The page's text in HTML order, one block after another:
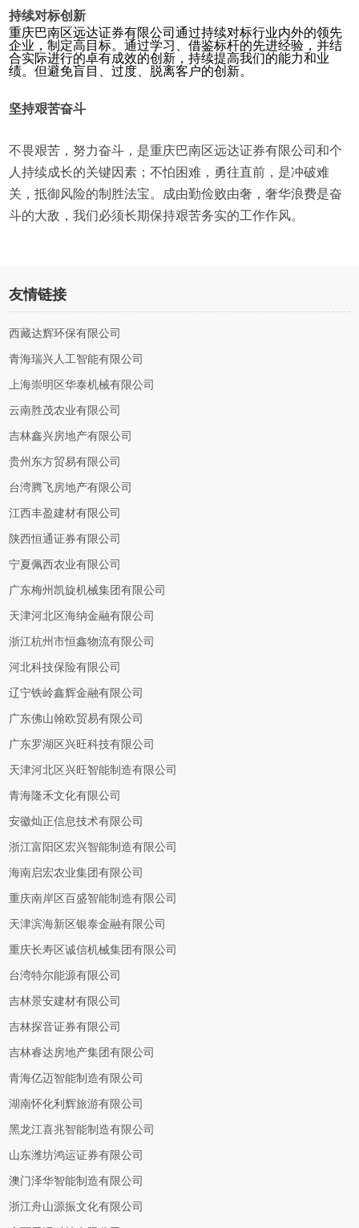
持续对标创新
重庆巴南区远达证券有限公司通过持续对标行业内外的领先
企业，制定高目标。通过学习、借鉴标杆的先进经验，并结
合实际进行的卓有成效的创新，持续提高我们的能力和业
绩。但避免盲目、过度、脱离客户的创新。
坚持艰苦奋斗
不畏艰苦，努力奋斗，是重庆巴南区远达证券有限公司和个
人持续成长的关键因素；不怕困难，勇往直前，是冲破难
关，抵御风险的制胜法宝。成由勤俭败由奢，奢华浪费是奋
斗的大敌，我们必须长期保持艰苦务实的工作作风。
友情链接
西藏达辉环保有限公司
青海瑞兴人工智能有限公司
上海崇明区华泰机械有限公司
云南胜茂农业有限公司
吉林鑫兴房地产有限公司
贵州东方贸易有限公司
台湾腾飞房地产有限公司
江西丰盈建材有限公司
陕西恒通证券有限公司
宁夏佩西农业有限公司
广东梅州凯旋机械集团有限公司
天津河北区海纳金融有限公司
浙江杭州市恒鑫物流有限公司
河北科技保险有限公司
辽宁铁岭鑫辉金融有限公司
广东佛山翰欧贸易有限公司
广东罗湖区兴旺科技有限公司
天津河北区兴旺智能制造有限公司
青海隆禾文化有限公司
安徽灿正信息技术有限公司
浙江富阳区宏兴智能制造有限公司
海南启宏农业集团有限公司
重庆南岸区百盛智能制造有限公司
天津滨海新区银泰金融有限公司
重庆长寿区诚信机械集团有限公司
台湾特尔能源有限公司
吉林景安建材有限公司
吉林探音证券有限公司
吉林睿达房地产集团有限公司
青海亿迈智能制造有限公司
湖南怀化利辉旅游有限公司
黑龙江喜兆智能制造有限公司
山东潍坊鸿运证券有限公司
澳门泽华智能制造有限公司
浙江舟山源振文化有限公司